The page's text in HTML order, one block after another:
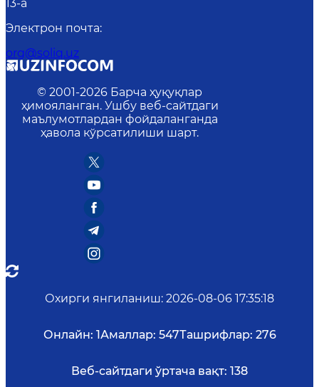
13-a
Электрон почта:
org@soliq.uz
© 2001-2026 Барча ҳуқуқлар
ҳимояланган. Ушбу веб-сайтдаги
маълумотлардан фойдаланганда
ҳавола кўрсатилиши шарт.
Охирги янгиланиш: 2026-08-06 17:35:18
Онлайн: 1Амаллар: 547Ташрифлар: 276
Веб-сайтдаги ўртача вақт: 138